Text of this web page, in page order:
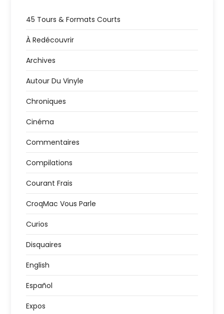
45 Tours & Formats Courts
À Redécouvrir
Archives
Autour Du Vinyle
Chroniques
Cinéma
Commentaires
Compilations
Courant Frais
CroqMac Vous Parle
Curios
Disquaires
English
Español
Expos